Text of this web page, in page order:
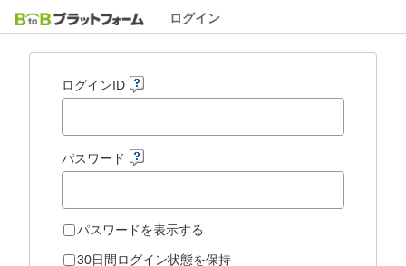
ログイン
ログインID
パスワード
パスワードを表示する
30日間ログイン状態を保持